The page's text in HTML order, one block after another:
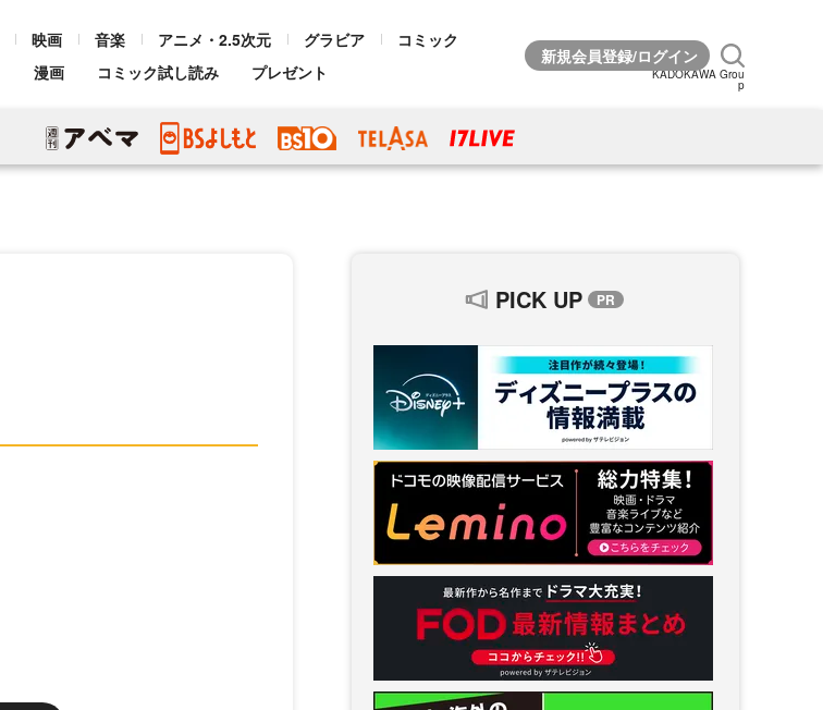
映画 音楽 アニメ・2.5次元 グラビア
コミック
漫画 コミック試し読み プレゼント KADOKAWA Grou
p
PICK UP